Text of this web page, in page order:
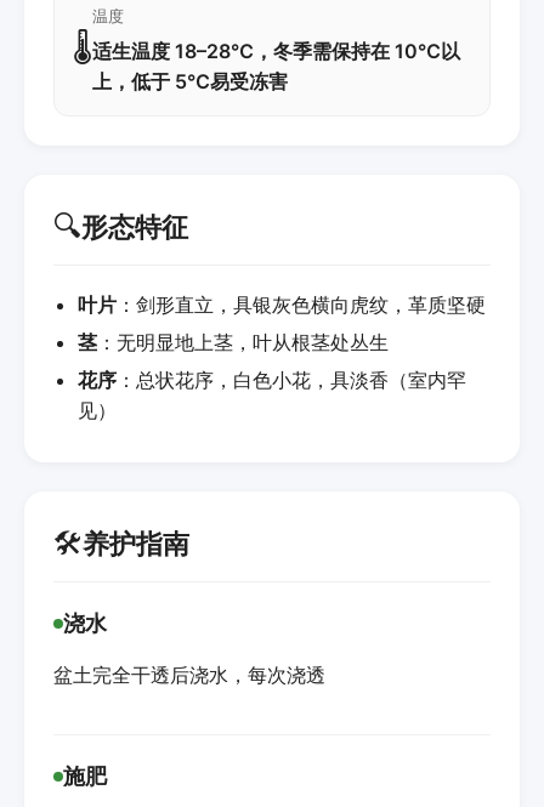
🌡️
温度
适生温度 18–28℃，冬季需保持在 10℃以
上，低于 5℃易受冻害
🔍形态特征
叶片 ：剑形直立，具银灰色横向虎纹，革质坚硬
茎 ：无明显地上茎，叶从根茎处丛生
花序 ：总状花序，白色小花，具淡香（室内罕
见）
🛠️养护指南
浇水
盆土完全干透后浇水，每次浇透
施肥